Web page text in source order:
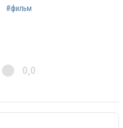
#фильм
0,0